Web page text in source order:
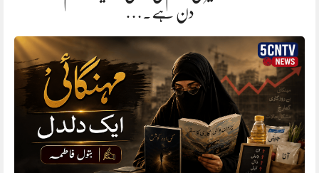
دن ہے.…